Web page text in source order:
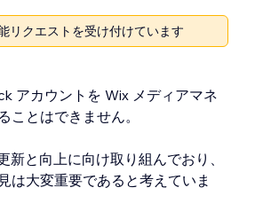
リクエストを受け付けています
アカウントを Wix メディアマネ
ことはできません。
新と向上に向け取り組んでおり、
は大変重要であると考えていま